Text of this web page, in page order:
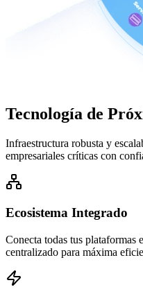
Tecnología de
Infraestructura robusta y
empresariales críticas con
Ecosistema Integrado
Conecta todas tus plataformas
centralizado para máxima